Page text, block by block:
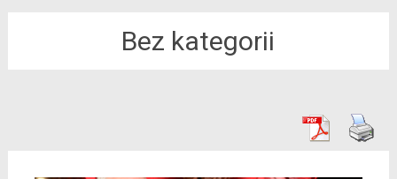
Bez kategorii